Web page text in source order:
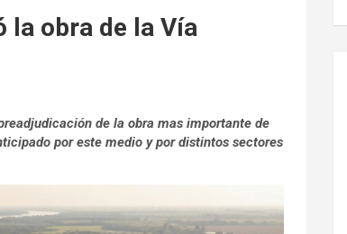
la obra de la Vía
de la obra mas importante de
por este medio y por distintos sectores